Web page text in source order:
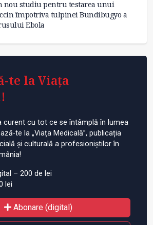
nou studiu pentru testarea unui
împotriva tulpinei Bundibugyo a
Ebola
te la Viața
curent cu tot ce se întâmplă în lumea
te la „Viața Medicală”, publicația
și culturală a profesioniștilor în
– 200 de lei
lei
Abonare (digital)